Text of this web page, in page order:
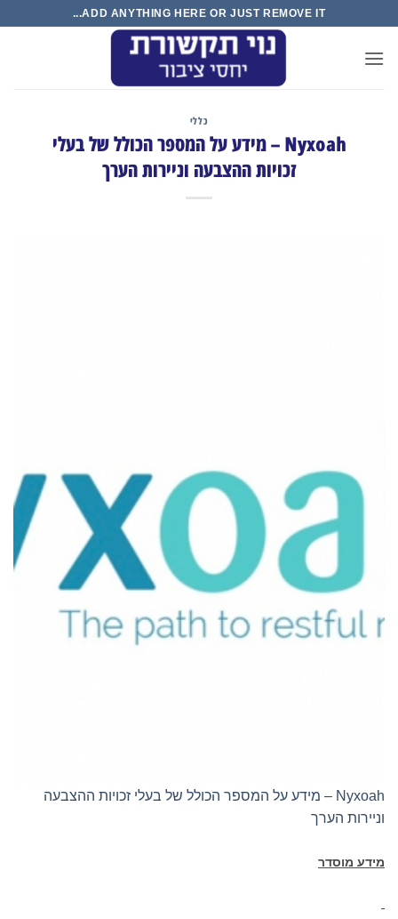
content
ADD ANYTHING HERE OR JUST REMOVE IT...
כללי
Nyxoah – מידע על המספר הכולל של בעלי
זכויות ההצבעה וניירות הערך
Nyxoah – מידע על המספר הכולל של בעלי זכויות ההצבעה
וניירות הערך
מידע מוסדר